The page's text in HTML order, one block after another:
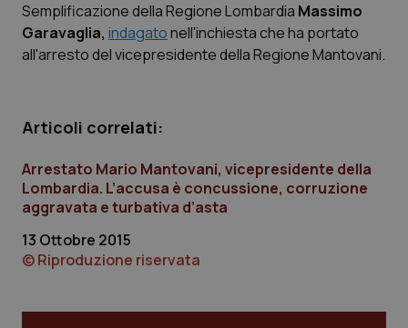
Lettere al direttore
Edizioni Regionali
Professionisti Sanitari.AI
Abruzzo
Basilicata
QS Pro Gold
Artrite & artrosi
QS Club Newsletter
Semplificazione della Regione Lombardia Massimo
Garavaglia, indagatonell'inchiesta che ha portato
all'arresto del vicepresidente della Regione Mantovani.
Articoli correlati:
Arrestato Mario Mantovani, vicepresidente della
Lombardia. L’accusa è concussione, corruzione
aggravata e turbativa d’asta
13 Ottobre 2015
© Riproduzione riservata